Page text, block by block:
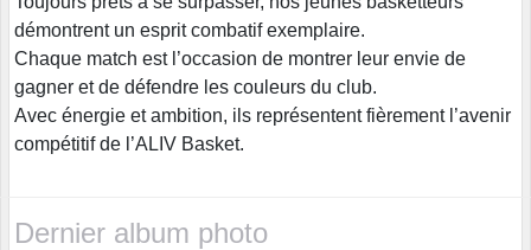
démontrent un esprit combatif exemplaire.
Chaque match est l’occasion de montrer leur envie de
gagner et de défendre les couleurs du club.
Avec énergie et ambition, ils représentent fièrement l’avenir
compétitif de l’ALIV Basket.
Dernier album photo